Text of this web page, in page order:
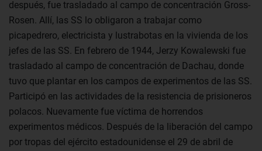
después, fue trasladado al campo de concentración Gross-
Rosen. Allí, las SS lo obligaron a trabajar como
picapedrero, electricista y lustrabotas en la vivienda de los
jefes de las SS. En febrero de 1944, Jerzy Kowalewski fue
trasladado al campo de concentración de Dachau, donde
tuvo que plantar en los campos de experimentos de las SS.
Participó en las actividades de la resistencia de prisioneros
polacos. Nuevamente fue víctima de horrendos
experimentos médicos. Después de la liberación del campo
por tropas del ejército estadounidense el 29 de abril de